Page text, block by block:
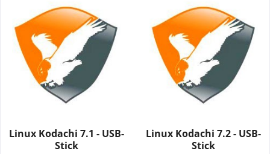
Linux Kodachi 7.1 - USB-
Stick
Linux Kodachi 7.2 - USB-
Stick